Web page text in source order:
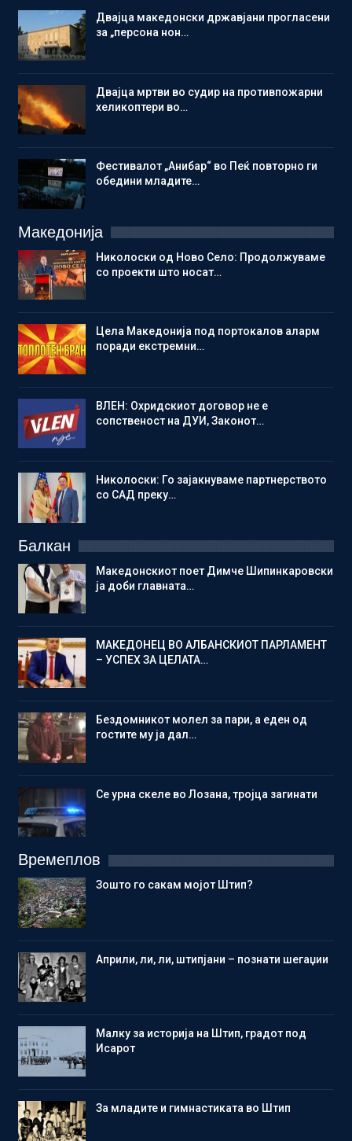
Двајца македонски државјани прогласени
за „персона нон…
Двајца мртви во судир на противпожарни
хеликоптери во…
Фестивалот „Анибар“ во Пеќ повторно ги
обедини младите…
Македонија
Николоски од Ново Село: Продолжуваме
со проекти што носат…
Цела Македонија под портокалов аларм
поради екстремни…
ВЛЕН: Охридскиот договор не е
сопственост на ДУИ, Законот…
Николоски: Го зајакнуваме партнерството
со САД преку…
Балкан
Македонскиот поет Димче Шипинкаровски
ја доби главната…
МАКЕДОНЕЦ ВО АЛБАНСКИОТ ПАРЛАМЕНТ
– УСПЕХ ЗА ЦЕЛАТА…
Бездомникот молел за пари, а еден од
гостите му ја дал…
Се урна скеле во Лозана, тројца загинати
Времеплов
Зошто го сакам мојот Штип?
Aприли, ли, ли, штипјани – познати шегаџии
Малку за историја на Штип, градот под
Исарот
Зa младите и гимнастиката во Штип